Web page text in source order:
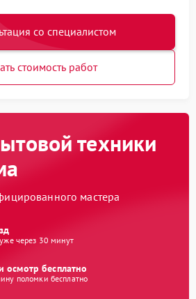
со специалистом
стоимость работ
техники
мастера
через 30 минут
осмотр бесплатно
поломки бесплатно